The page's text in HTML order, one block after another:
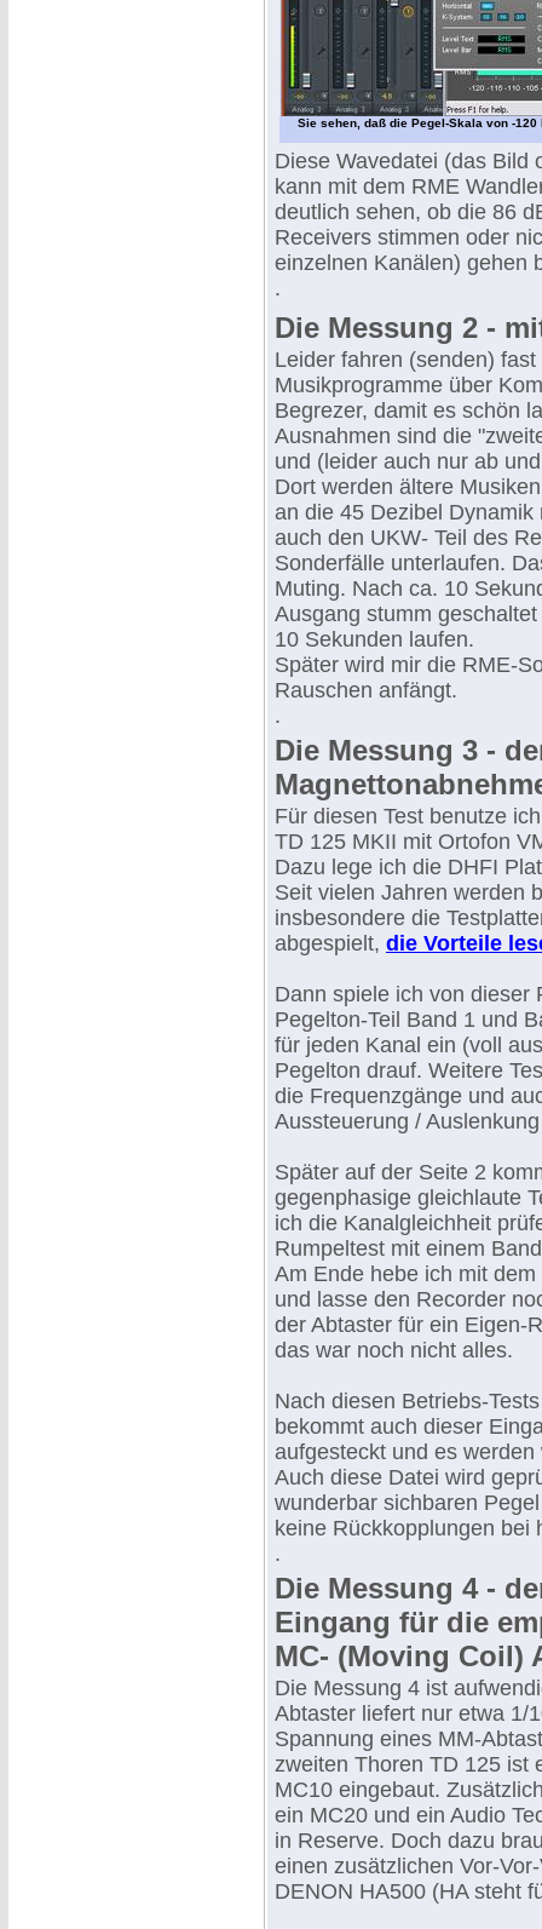
Sie sehen, daß die Pegel-Skala von -
Diese Wavedatei (das Bild
kann mit dem RME
deutlich sehen, ob die 86
Receivers stimmen oder
einzelnen Kanälen) gehen
.
Die Messung 2 -
Leider fahren (senden)
Musikprogramme über
Begrezer, damit es schön
Ausnahmen sind die
und (leider auch nur ab
Dort werden ältere
an die 45 Dezibel
auch den UKW- Teil des
Sonderfälle unterlaufen.
Muting. Nach ca. 10
Ausgang stumm
10 Sekunden laufen.
Später wird mir die RME-
Rauschen anfängt.
.
Die Messung 3 -
Für diesen Test benutze
TD 125 MKII mit Ortofon
Dazu lege ich die DHFI
Seit vielen Jahren werden
insbesondere die
abgespielt, die Vorteile
Dann spiele ich von dieser
Pegelton-Teil Band 1 und
für jeden Kanal ein (voll
Pegelton drauf. Weitere
die Frequenzgänge und
Aussteuerung /
Später auf der Seite 2
gegenphasige gleichlaute
ich die Kanalgleichheit
Rumpeltest mit einem
Am Ende hebe ich mit
und lasse den Recorder
der Abtaster für ein Eigen-
das war noch nicht alles.
Nach diesen Betriebs-
bekommt auch dieser
aufgesteckt und es
Auch diese Datei wird
wunderbar sichbaren
keine Rückkopplungen bei
.
Die Messung 4 -
Eingang für die
MC- (Moving Coil)
Die Messung 4 ist
Abtaster liefert nur etwa 1/
Spannung eines MM-
zweiten Thoren TD 125 ist
MC10 eingebaut.
ein MC20 und ein Audio
in Reserve. Doch dazu
einen zusätzlichen Vor-
DENON HA500 (HA steht